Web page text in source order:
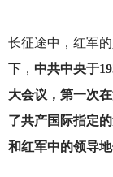
长征途中，红军
下， 中共中央于
大会议，第一次
了共产国际指定
和红军中的领导地